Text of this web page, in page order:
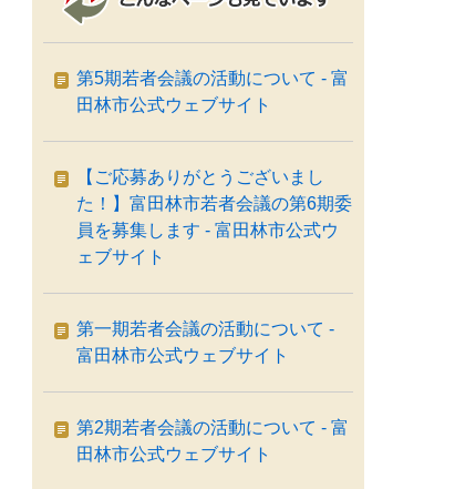
第5期若者会議の活動について - 富
田林市公式ウェブサイト
【ご応募ありがとうございまし
た！】富田林市若者会議の第6期委
員を募集します - 富田林市公式ウ
ェブサイト
第一期若者会議の活動について -
富田林市公式ウェブサイト
第2期若者会議の活動について - 富
田林市公式ウェブサイト